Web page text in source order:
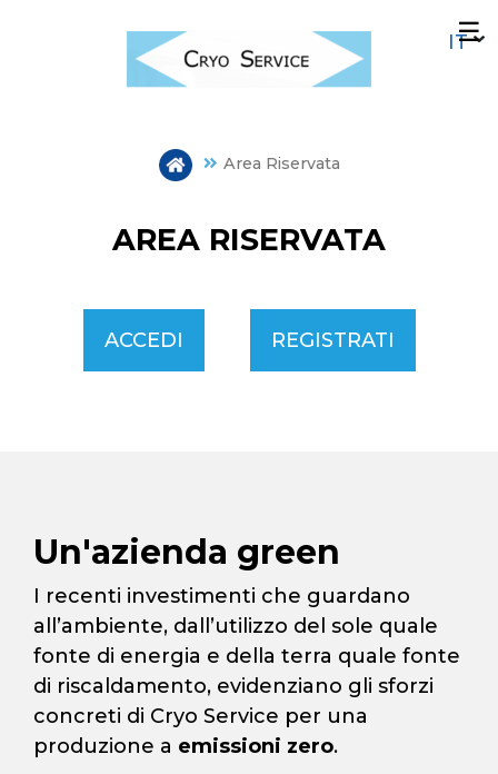
☰
Area Riservata
AREA RISERVATA
ACCEDI REGISTRATI
Un'azienda green
I recenti investimenti che guardano
all’ambiente, dall’utilizzo del sole quale
fonte di energia e della terra quale fonte
di riscaldamento, evidenziano gli sforzi
concreti di Cryo Service per una
produzione a emissioni zero.